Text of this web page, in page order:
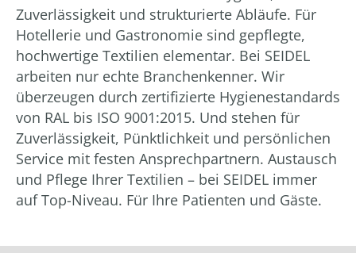
Zuverlässigkeit und strukturierte Abläufe. Für
Hotellerie und Gastronomie sind gepflegte,
hochwertige Textilien elementar. Bei SEIDEL
arbeiten nur echte Branchenkenner. Wir
überzeugen durch zertifizierte Hygienestandards
von RAL bis ISO 9001:2015. Und stehen für
Zuverlässigkeit, Pünktlichkeit und persönlichen
Service mit festen Ansprechpartnern. Austausch
und Pflege Ihrer Textilien – bei SEIDEL immer
auf Top-Niveau. Für Ihre Patienten und Gäste.